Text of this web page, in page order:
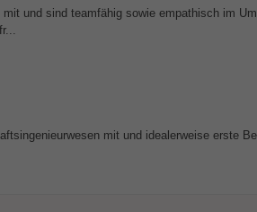
mit und sind teamfähig sowie empathisch im
mit und idealerweise erste